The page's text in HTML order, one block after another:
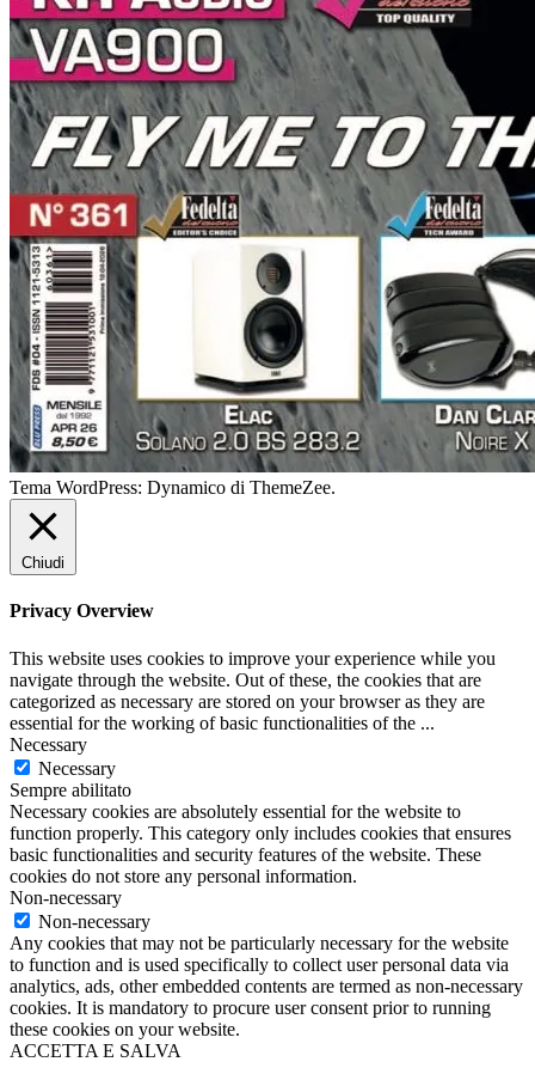
Tema WordPress: Dynamico di ThemeZee.
Chiudi
Privacy Overview
This website uses cookies to improve your experience while you
navigate through the website. Out of these, the cookies that are
categorized as necessary are stored on your browser as they are
essential for the working of basic functionalities of the ...
Necessary
Necessary
Sempre abilitato
Necessary cookies are absolutely essential for the website to
function properly. This category only includes cookies that ensures
basic functionalities and security features of the website. These
cookies do not store any personal information.
Non-necessary
Non-necessary
Any cookies that may not be particularly necessary for the website
to function and is used specifically to collect user personal data via
analytics, ads, other embedded contents are termed as non-necessary
cookies. It is mandatory to procure user consent prior to running
these cookies on your website.
ACCETTA E SALVA